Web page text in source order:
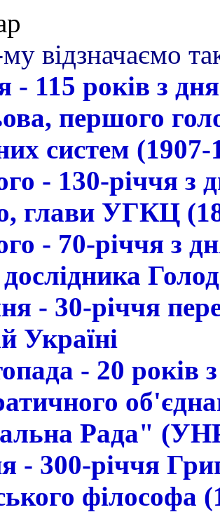
відзначаємо
- 115 років з
першого
систем (1907-
- 130-річчя з
глави УГКЦ
- 70-річчя з
- 30-річчя
Україні
- 20 років
Рада"
- 300-річчя
філософа